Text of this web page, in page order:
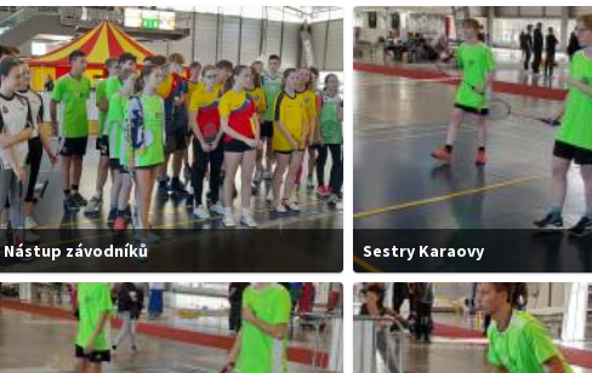
Nástup závodníků Sestry Karaovy